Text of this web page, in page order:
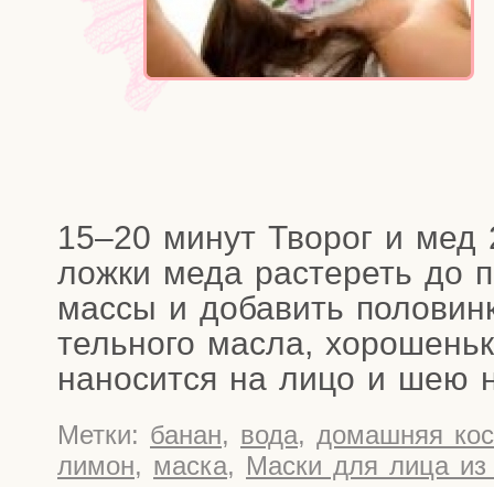
15–20 минут Тво­рог и мед
лож­ки меда рас­те­реть до
мас­сы и доба­вить
тель­но­го мас­ла,
нано­сит­ся на лицо и шею
Метки: банан, вода, домашняя
лимон, маска, Маски для лица из